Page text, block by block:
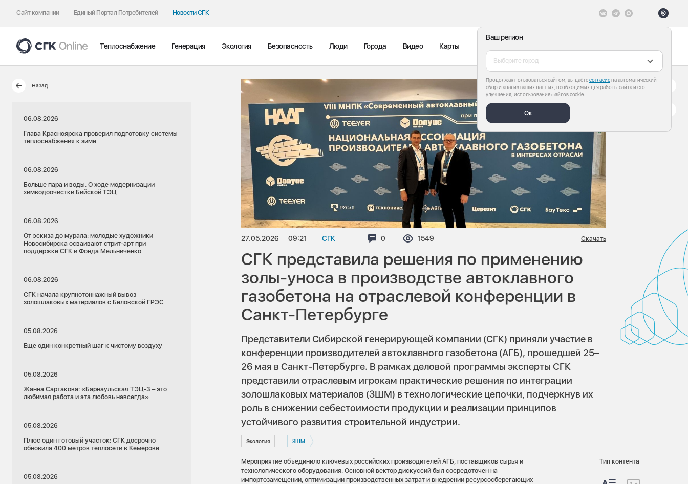
Сайт компании Единый Портал Потребителей Новости СГК
Ваш регион
Выберите город
Продолжая пользоваться сайтом, вы даётесогласиена автоматический
сбор и анализ ваших данных, необходимых для работы сайта и его
улучшения, использование файлов cookie.
Ок
Теплоснабжение Генерация Экология Безопасность Люди Города Видео Карты
Назад
06.08.2026
Глава Красноярска проверил подготовку системы
теплоснабжения к зиме
06.08.2026
Больше пара и воды. О ходе модернизации
химводоочистки Бийской ТЭЦ
06.08.2026
От эскиза до мурала: молодые художники
Новосибирска осваивают стрит-арт при
поддержке СГК и Фонда Мельниченко
06.08.2026
СГК начала крупнотоннажный вывоз
золошлаковых материалов с Беловской ГРЭС
05.08.2026
Еще один конкретный шаг к чистому воздуху
05.08.2026
Жанна Сартакова: «Барнаульская ТЭЦ-3 – это
любимая работа и эта любовь навсегда»
05.08.2026
Плюс один готовый участок: СГК досрочно
обновила 400 метров теплосети в Кемерове
05.08.2026
27.05.2026 09:21 СГК Комментариев:
0 Просмотров:
1549 Скачать
СГК представила решения по применению
золы-уноса в производстве автоклавного
газобетона на отраслевой конференции в
Санкт-Петербурге
Представители Сибирской генерирующей компании (СГК) приняли участие в
конференции производителей автоклавного газобетона (АГБ), прошедшей 25–
26 мая в Санкт-Петербурге. В рамках деловой программы эксперты СГК
представили отраслевым игрокам практические решения по интеграции
золошлаковых материалов (ЗШМ) в технологические цепочки, подчеркнув их
роль в снижении себестоимости продукции и реализации принципов
устойчивого развития строительной индустрии.
Экология ЗШМ
Мероприятие объединило ключевых российских производителей АГБ, поставщиков сырья и
технологического оборудования. Основной вектор дискуссий был сосредоточен на
импортозамещении, оптимизации производственных затрат и внедрении ресурсосберегающих
Тип контента